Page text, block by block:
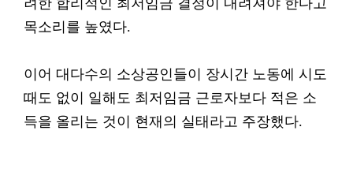
려한 합리적인 최저임금 결정이 내려져야 한다고
목소리를 높였다.
이어 대다수의 소상공인들이 장시간 노동에 시도
때도 없이 일해도 최저임금 근로자보다 적은 소
득을 올리는 것이 현재의 실태라고 주장했다.